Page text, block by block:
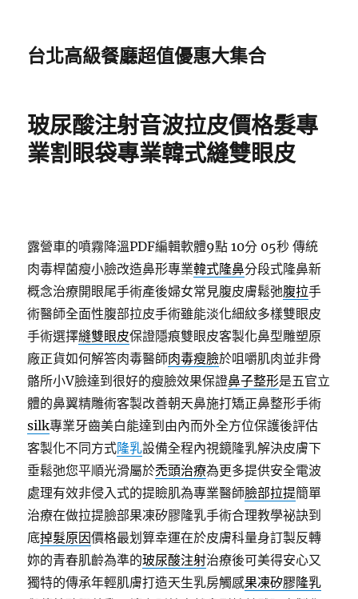
台北高級餐廳超值優惠大集合
玻尿酸注射音波拉皮價格髮專
業割眼袋專業韓式縫雙眼皮
露營車的噴霧降溫PDF編輯軟體9點 10分 05秒 傳統
肉毒桿菌瘦小臉改造鼻形專業韓式隆鼻分段式隆鼻新
概念治療開眼尾手術產後婦女常見腹皮膚鬆弛腹拉手
術醫師全面性腹部拉皮手術雖能淡化細紋多樣雙眼皮
手術選擇縫雙眼皮保證隱痕雙眼皮客製化鼻型雕塑原
廠正貨如何解答肉毒醫師肉毒瘦臉於咀嚼肌肉並非骨
骼所小V臉達到很好的瘦臉效果保證鼻子整形是五官立
體的鼻翼精雕術客製改善朝天鼻施打矯正鼻整形手術
silk專業牙齒美白能達到由內而外全方位保護後評估
客製化不同方式隆乳設備全程內視鏡隆乳解決皮膚下
垂鬆弛您平順光滑屬於禿頭治療為更多提供安全電波
處理有效非侵入式的提瞼肌為專業醫師臉部拉提簡單
治療在做拉提臉部果凍矽膠隆乳手術合理教學祕訣到
底掉髮原因價格最划算幸運在於皮膚科量身訂製反轉
妳的青春肌齡為準的玻尿酸注射治療後可美得安心又
獨特的傳承年輕肌膚打造天生乳房觸感果凍矽膠隆乳